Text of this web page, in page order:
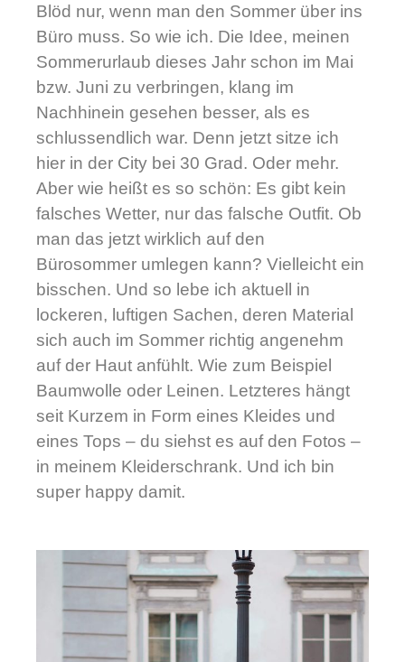
Blöd nur, wenn man den Sommer über ins
Büro muss. So wie ich. Die Idee, meinen
Sommerurlaub dieses Jahr schon im Mai
bzw. Juni zu verbringen, klang im
Nachhinein gesehen besser, als es
schlussendlich war. Denn jetzt sitze ich
hier in der City bei 30 Grad. Oder mehr.
Aber wie heißt es so schön: Es gibt kein
falsches Wetter, nur das falsche Outfit. Ob
man das jetzt wirklich auf den
Bürosommer umlegen kann? Vielleicht ein
bisschen. Und so lebe ich aktuell in
lockeren, luftigen Sachen, deren Material
sich auch im Sommer richtig angenehm
auf der Haut anfühlt. Wie zum Beispiel
Baumwolle oder Leinen. Letzteres hängt
seit Kurzem in Form eines Kleides und
eines Tops – du siehst es auf den Fotos –
in meinem Kleiderschrank. Und ich bin
super happy damit.